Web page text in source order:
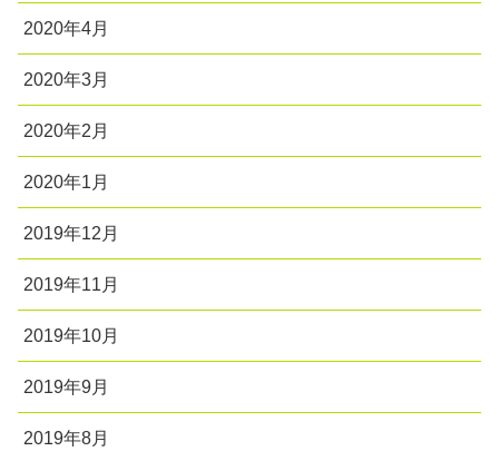
2020年4月
2020年3月
2020年2月
2020年1月
2019年12月
2019年11月
2019年10月
2019年9月
2019年8月